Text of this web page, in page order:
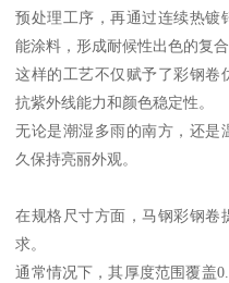
预处理工序，再通过连续热镀
能涂料，形成耐候性出色的复合
这样的工艺不仅赋予了彩钢卷
抗紫外线能力和颜色稳定性。
无论是潮湿多雨的南方，还是
久保持亮丽外观。
在规格尺寸方面，马钢彩钢卷
求。
通常情况下，其厚度范围覆盖